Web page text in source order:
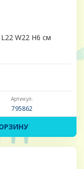
W22 H6 см
Артикул:
795862